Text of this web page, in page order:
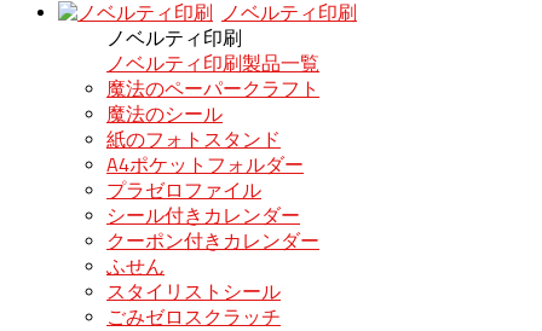
ノベルティ印刷
ノベルティ印刷
ノベルティ印刷製品一覧
魔法のペーパークラフト
魔法のシール
紙のフォトスタンド
A4ポケットフォルダー
プラゼロファイル
シール付きカレンダー
クーポン付きカレンダー
ふせん
スタイリストシール
ごみゼロスクラッチ